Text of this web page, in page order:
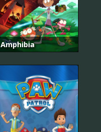
Amphibia